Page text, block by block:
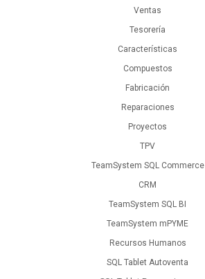
Ventas
Tesorería
Características
Compuestos
Fabricación
Reparaciones
Proyectos
TPV
TeamSystem SQL Commerce
CRM
TeamSystem SQL BI
TeamSystem mPYME
Recursos Humanos
SQL Tablet Autoventa